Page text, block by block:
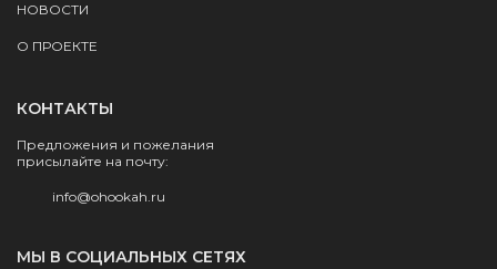
НОВОСТИ
О ПРОЕКТЕ
КОНТАКТЫ
Предложения и пожелания
присылайте на почту:
info@ohookah.ru
МЫ В СОЦИАЛЬНЫХ СЕТЯХ